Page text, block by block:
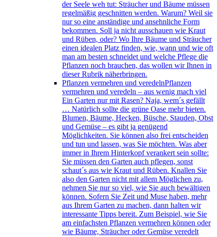
der Seele weh tut: Sträucher und Bäume müssen
regelmäßig geschnitten werden. Warum? Weil sie
nur so eine anständige und ansehnliche Form
bekommen. Soll ja nicht ausschauen wie Kraut
und Rüben, oder? Wo Ihre Bäume und Sträucher
einen idealen Platz finden, wie, wann und wie oft
man am besten schneidet und welche Pflege die
Pflanzen noch brauchen, das wollen wir Ihnen in
dieser Rubrik näherbringen.
Pflanzen vermehren und veredelnPflanzen
vermehren und veredeln – aus wenig mach viel
Ein Garten nur mit Rasen? Naja, wem´s gefällt
… Natürlich sollte die grüne Oase mehr bieten.
Blumen, Bäume, Hecken, Büsche, Stauden, Obst
und Gemüse – es gibt ja genügend
Möglichkeiten. Sie können also frei entscheiden
und tun und lassen, was Sie möchten. Was aber
immer in Ihrem Hinterkopf verankert sein sollte:
Sie müssen den Garten auch pflegen, sonst
schaut´s aus wie Kraut und Rüben. Knallen Sie
also den Garten nicht mit allem Möglichen zu,
nehmen Sie nur so viel, wie Sie auch bewältigen
können. Sofern Sie Zeit und Muse haben, mehr
aus Ihrem Garten zu machen, dann halten wir
interessante Tipps bereit. Zum Beispiel, wie Sie
am einfachsten Pflanzen vermehren können oder
wie Bäume, Sträucher oder Gemüse veredelt